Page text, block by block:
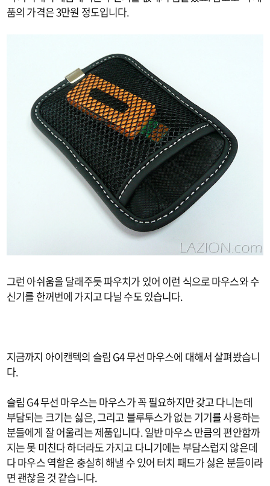
품의 가격은 3만원 정도입니다.
그런 아쉬움을 달래주듯 파우치가 있어 이런 식으로 마우스와 수
신기를 한꺼번에 가지고 다닐 수도 있습니다.
지금까지 아이캔텍의 슬림 G4 무선 마우스에 대해서 살펴봤습니
다.
슬림 G4 무선 마우스는 마우스가 꼭 필요하지만 갖고 다니는데
부담되는 크기는 싫은, 그리고 블루투스가 없는 기기를 사용하는
분들에게 잘 어울리는 제품입니다. 일반 마우스 만큼의 편안함까
지는 못 미친다 하더라도 가지고 다니기에는 부담스럽지 않은데
다 마우스 역할은 충실히 해낼 수 있어 터치 패드가 싫은 분들이라
면 괜찮을 것 같습니다.